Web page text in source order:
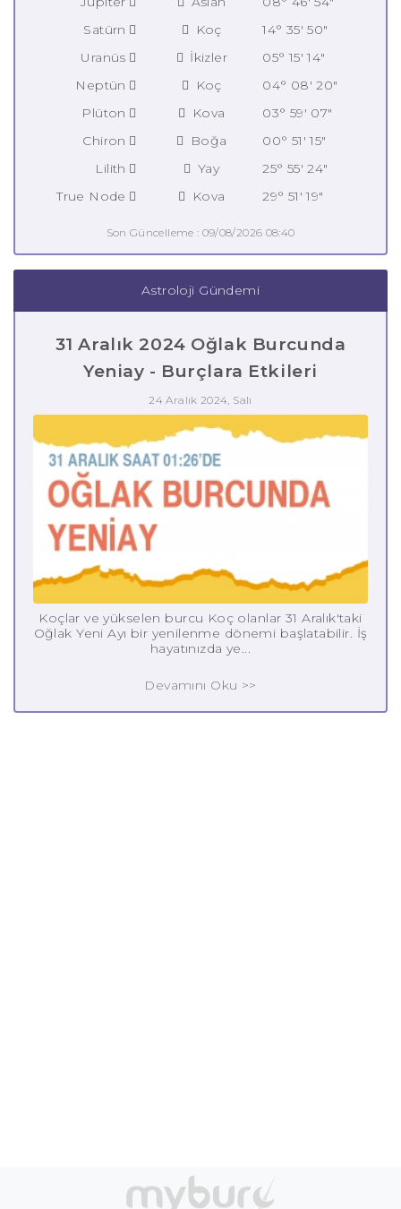
Satürn
Koç
14° 35' 50"
Uranüs
İkizler
05° 15' 14"
Neptün
Koç
04° 08' 20"
Plüton
Kova
03° 59' 07"
Chiron
Boğa
00° 51' 15"
Lilith
Yay
25° 55' 24"
True Node
Kova 29° 51' 19"
Son Güncelleme : 09/08/2026 08:40
Astroloji Gündemi
31 Aralık 2024 Oğlak Burcunda
Yeniay - Burçlara Etkileri
24 Aralık 2024, Salı
Koçlar ve yükselen burcu Koç olanlar 31 Aralık'taki
Oğlak Yeni Ayı bir yenilenme dönemi başlatabilir. İş
hayatınızda ye...
Devamını Oku >>